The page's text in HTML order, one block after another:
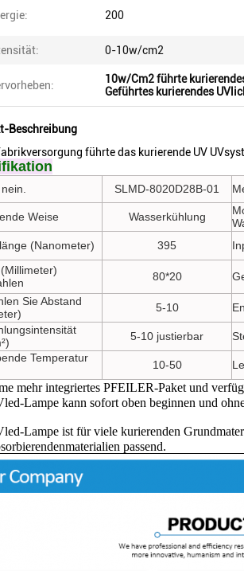
200
0-10w/cm2
10w/Cm2 führte
Geführtes kurierendes
Beschreibung
führte das kurierende UV
SLMD-8020D28B-01
Weise Wasserkühlung
(Nanometer) 395
80*20
Sie Abstand
5-10
5-10 justierbar
Temperatur
10-50
mehr integriertes PFEILER-Paket und
Lampe kann sofort oben beginnen und
Lampe ist für viele kurierenden
passend.